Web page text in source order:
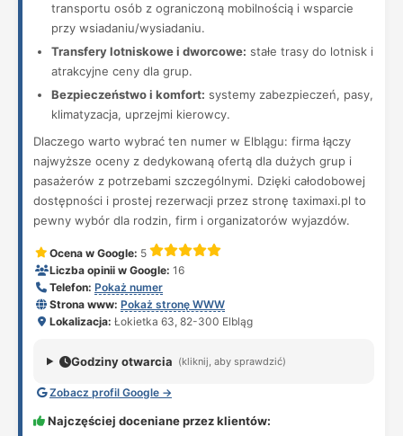
transportu osób z ograniczoną mobilnością i wsparcie
przy wsiadaniu/wysiadaniu.
Transfery lotniskowe i dworcowe: stałe trasy do lotnisk i
atrakcyjne ceny dla grup.
Bezpieczeństwo i komfort: systemy zabezpieczeń, pasy,
klimatyzacja, uprzejmi kierowcy.
Dlaczego warto wybrać ten numer w Elblągu: firma łączy
najwyższe oceny z dedykowaną ofertą dla dużych grup i
pasażerów z potrzebami szczególnymi. Dzięki całodobowej
dostępności i prostej rezerwacji przez stronę taximaxi.pl to
pewny wybór dla rodzin, firm i organizatorów wyjazdów.
Ocena w Google: 5
Liczba opinii w Google: 16
Telefon: Pokaż numer
Strona www: Pokaż stronę WWW
Lokalizacja: Łokietka 63, 82-300 Elbląg
Godziny otwarcia (kliknij, aby sprawdzić)
Zobacz profil Google →
Najczęściej doceniane przez klientów: